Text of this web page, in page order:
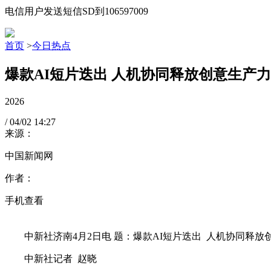
电信用户发送短信SD到106597009
首页 >今日热点
爆款AI短片迭出 人机协同释放创意生产力
2026
/ 04/02 14:27
来源：
中国新闻网
作者：
手机查看
中新社济南4月2日电 题：爆款AI短片迭出 人机协同释放
中新社记者 赵晓